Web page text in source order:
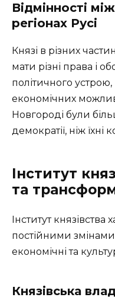
Відмінності
регіонах Русі
Князі в різних
мати різні права і
політичного
економічних
Новгороді були
демократії, ніж їхні
Інститут
та
Інститут князівства
постійними
економічні та
Князівська